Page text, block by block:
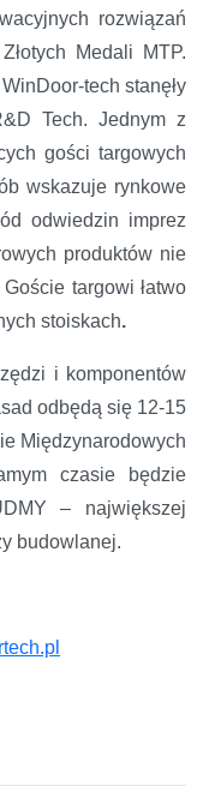
rozwiązań
Medali MTP.
tech stanęły
Tech. Jednym z
gości targowych
wskazuje rynkowe
odwiedzin imprez
produktów nie
targowi łatwo
stoiskach.
i komponentów
odbędą się 12-15
Międzynarodowych
czasie będzie
– największej
budowlanej.